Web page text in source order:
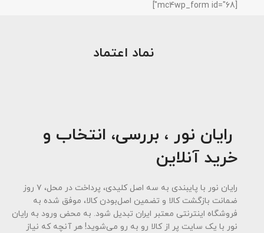
[mc4wp_form id="68"]
نماد اعتماد
رایان نور ، بررسی، انتخاب و
خرید آنلاین
رایان نور با پایبندی به سه اصل کلیدی، پرداخت در محل، ۷ روز
ضمانت بازگشت کالا و تضمین اصل‌بودن کالا، موفق شده به
فروشگاه اینترنتی معتبر ایران تبدیل شود. به محض ورود به رایان
نور با یک سایت پر از کالا رو به رو می‌شوید! هر آنچه که نیاز